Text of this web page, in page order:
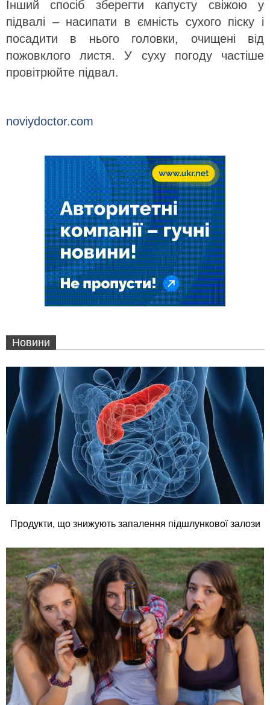
Інший спосіб зберегти капусту свіжою у
підвалі – насипати в ємність сухого піску і
посадити в нього головки, очищені від
пожовклого листя. У суху погоду частіше
провітрюйте підвал.
noviydoctor.com
Новини
Продукти, що знижують запалення підшлункової залози